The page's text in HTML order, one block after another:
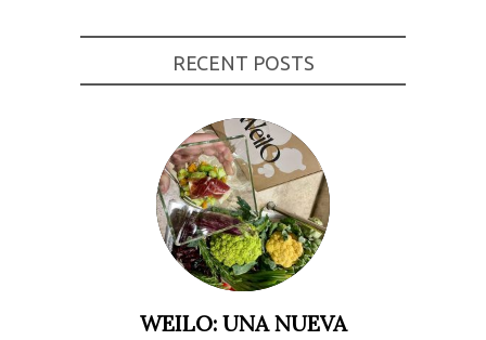
RECENT POSTS
WEILO: UNA NUEVA
algunas
de la web.